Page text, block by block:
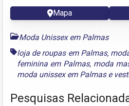
Mapa
Moda Unissex em Palmas
loja de roupas em Palmas,
feminina em Palmas, moda
moda unissex em Palmase
Pesquisas